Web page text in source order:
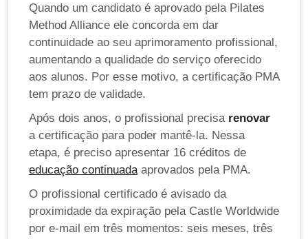
Quando um candidato é aprovado pela Pilates
Method Alliance ele concorda em dar
continuidade ao seu aprimoramento profissional,
aumentando a qualidade do serviço oferecido
aos alunos. Por esse motivo, a certificação PMA
tem prazo de validade.
Após dois anos, o profissional precisa renovar
a certificação para poder mantê-la. Nessa
etapa, é preciso apresentar 16 créditos de
educação continuada aprovados pela PMA.
O profissional certificado é avisado da
proximidade da expiração pela Castle Worldwide
por e-mail em três momentos: seis meses, três